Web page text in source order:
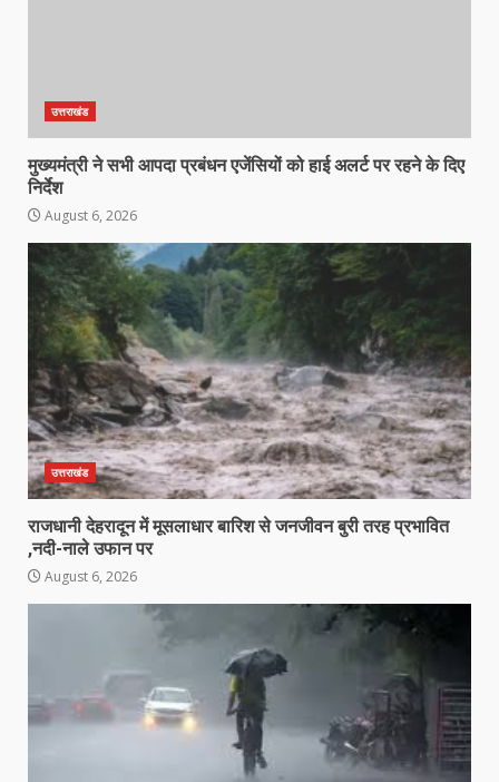
उत्तराखंड
मुख्यमंत्री ने सभी आपदा प्रबंधन एजेंसियों को हाई अलर्ट पर रहने के दिए
निर्देश
August 6, 2026
उत्तराखंड
राजधानी देहरादून में मूसलाधार बारिश से जनजीवन बुरी तरह प्रभावित
,नदी-नाले उफान पर
August 6, 2026